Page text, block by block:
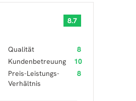
8.7
Qualität
8
Kundenbetreuung
10
Preis-Leistungs-
Verhältnis
8